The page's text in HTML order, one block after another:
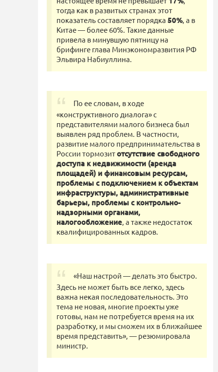
тогда как в развитых странах этот
показатель составляет порядка 50%, а в
Китае — более 60%. Такие данные
привела в минувшую пятницу на
брифинге глава Минэкономразвития РФ
Эльвира Набиуллина.
По ее словам, в ходе
«конструктивного диалога» с
представителями малого бизнеса был
выявлен ряд проблем. В частности,
развитие малого предпринимательства в
России тормозитотсутствие свободного
доступа к недвижимости (аренда
площадей) и финансовым ресурсам,
проблемы с подключением к объектам
инфраструктуры, административные
барьеры, проблемы с контрольно-
надзорными органами,
налогообложение, а также недостаток
квалифицированных кадров.
«Наш настрой — делать это быстро.
Здесь не может быть все легко, здесь
важна некая последовательность. Это
тема не новая, многие проекты уже
готовы, нам не потребуется время на их
разработку, и мы сможем их в ближайшее
время представить», — резюмировала
министр.